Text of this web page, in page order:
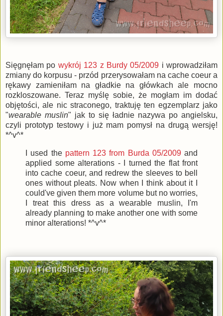
Sięgnęłam po wykrój 123 z Burdy 05/2009 i wprowadziłam
zmiany do korpusu - przód przerysowałam na cache coeur a
rękawy zamieniłam na gładkie na główkach ale mocno
rozkloszowane. Teraz myślę sobie, że mogłam im dodać
objętości, ale nic straconego, traktuję ten egzemplarz jako
"wearable muslin" jak to się ładnie nazywa po angielsku,
czyli prototyp testowy i już mam pomysł na drugą wersję!
*^v^*
I used the pattern 123 from Burda 05/2009and
applied some alterations - I turned the flat front
into cache coeur, and redrew the sleeves to bell
ones without pleats. Now when I think about it I
could've given them more volume but no worries,
I treat this dress as a wearable muslin, I'm
already planning to make another one with some
minor alterations! *^v^*